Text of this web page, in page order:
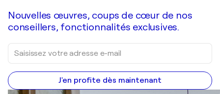
Nouvelles œuvres, coups de cœur de nos
conseillers, fonctionnalités exclusives.
J'en profite dès maintenant